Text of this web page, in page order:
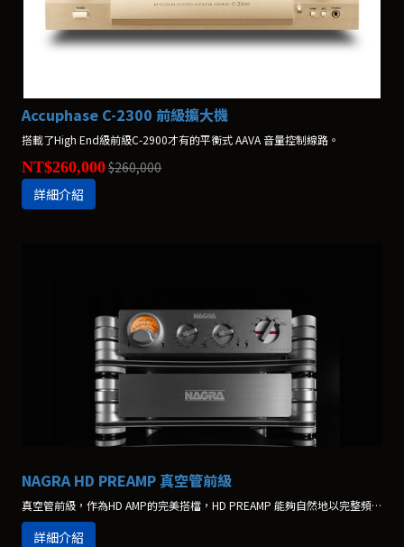
Accuphase C-2300 前級擴大機
搭載了High End級前級C-2900才有的平衡式 AAVA 音量控制線路。
NT$260,000$260,000
詳細介紹
NAGRA HD PREAMP 真空管前級
真空管前級，作為HD AMP的完美搭檔，HD PREAMP 能夠自然地以完整頻寬和極佳的穩定性重現音樂。
詳細介紹